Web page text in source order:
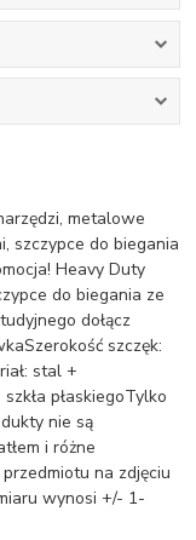
metalowe
szczypce do biegania
Heavy Duty
do biegania ze
dołącz
szczęk:
stal +
płaskiegoTylko
nie są
i różne
na zdjęciu
wynosi +/- 1-